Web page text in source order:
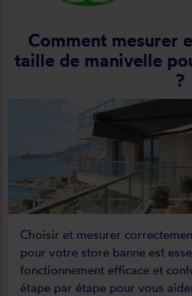
Comment mesurer
taille de manivelle
?
Choisir et mesurer
pour votre store banne est
fonctionnement efficace et
étape par étape pour vous